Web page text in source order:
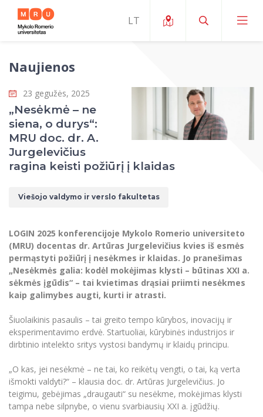
Apie ERUA
Naujienos ir renginiai
Galimybės
Komanda ir kontaktai
Studijų organizavimas ir aplinka
Finansai
Studentų organizacijos
Studentų namai
Pramoginių šokių kolektyvas ,,Bolero”
Universiteto teatras
MRU pop vokalinis ansamblis (vadovas Artūras
Novikas)
MRU merginų choras
Dokumentai reglamentuojantys studijas
Neformaliuoju ir (ar) savišvietos būdu įgytų
kompetencijų vertinimas ir pripažinimas
Studijų kokybė
Studijų programos
Tarptautiniai mainai
Erasmus+ mobilumas studijoms (SMS)
Erasmus+ mobilumas praktikoms (SMP)
Kitos galimybės
Darbuotojams
Partnerystės
Azijos centras
Vilniaus Karaliaus Sedžiongo institutas
Frankofoniškų šalių studijų centras
Karjeros centras
Emocinė gerovė
MOin – MRU Mokslo ir inovacijų savaitė
Mokslo programos
Tarptautinių ekspertų tinklas
Atitikties mokslinių tyrimų etikai komitetas
Mokslo laboratorijos
Žmogaus, aplinkos ir technologijų (HET)
Doktorantūra
Projektai
Akademinė leidyba
Mokymų LAB
Apie MRU
Reitingai
Universiteto garbės nariai
Veiklos dokumentai
Darbas MRU
Atributika
Naujienos
Žmogaus ir visuomenės studijų fakultetas
Viešojo valdymo ir verslo fakultetas
Sūduvos akademija
Ekspertų sąrašas
Renginių kalendorius
Tinklalaidės
Bakalauro studijos
Magistrantūros studijos
Vadovų MBA
Švietimo ir kultūros vadovų MPA
Teisės LL.M.
Papildomosios studijos
Pedagogų rengimas
Naujienos
23 gegužės, 2025
„Nesėkmė – ne
siena, o durys“:
MRU doc. dr. A.
Jurgelevičius
ragina keisti požiūrį į klaidas
Viešojo valdymo ir verslo fakultetas
LOGIN 2025 konferencijoje Mykolo Romerio universiteto
(MRU) docentas dr. Artūras Jurgelevičius kvies iš esmės
permąstyti požiūrį į nesėkmes ir klaidas. Jo pranešimas
„Nesėkmės galia: kodėl mokėjimas klysti – būtinas XXI a.
sėkmės įgūdis“ – tai kvietimas drąsiai priimti nesėkmes
kaip galimybes augti, kurti ir atrasti.
Šiuolaikinis pasaulis – tai greito tempo kūrybos, inovacijų ir
eksperimentavimo erdvė. Startuoliai, kūrybinės industrijos ir
dirbtinio intelekto sritys vystosi bandymų ir klaidų principu.
„O kas, jei nesėkmė – ne tai, ko reikėtų vengti, o tai, ką verta
išmokti valdyti?“ – klausia doc. dr. Artūras Jurgelevičius. Jo
teigimu, gebėjimas „draugauti“ su nesėkme, mokėjimas klysti
tampa nebe silpnybe, o vienu svarbiausių XXI a. įgūdžių.